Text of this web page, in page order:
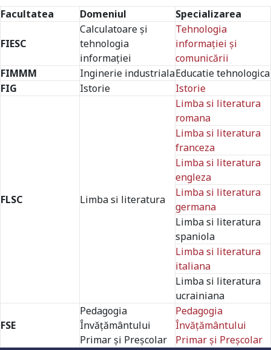
Facultatea Domeniul Specializarea
FIESC
Calculatoare și
tehnologia
informației
Tehnologia
informației și
comunicării
FIMMM
Inginerie industrialaEducatie tehnologica
FIG
Istorie Istorie
FLSC Limba si literatura
Limba si literatura
romana
Limba si literatura
franceza
Limba si literatura
engleza
Limba si literatura
germana
Limba si literatura
spaniola
Limba si literatura
italiana
Limba si literatura
ucrainiana
FSE
Pedagogia
Învăţământului
Primar şi Preşcolar
Pedagogia
Învăţământului
Primar şi Preşcolar
Universitate acreditată
Grad de încredere ridicat